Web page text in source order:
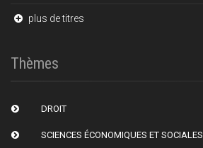
plus de titres
Thèmes
DROIT
SCIENCES ÉCONOMIQUES ET SOCIALES